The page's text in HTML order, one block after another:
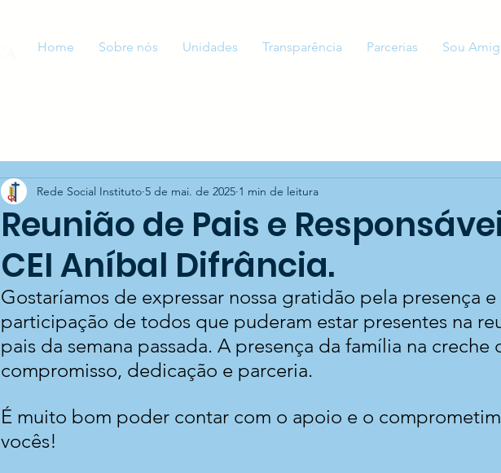
Home Sobre nós Unidades Transparência Parcerias Sou
Reunião de Pais e
CEI Aníbal Difrância.
Rede Social Instituto 5 de mai. de 2025 1 min de leitura
Gostaríamos de expressar nossa gratidão pela presença e
participação de todos que puderam estar presentes na
pais da semana passada. A presença da família na creche
compromisso, dedicação e parceria.
É muito bom poder contar com o apoio e o
vocês!